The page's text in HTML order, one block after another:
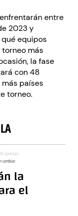
entre
2023 y
equipos
más
la fase
con 48
países
torneo.
la
el